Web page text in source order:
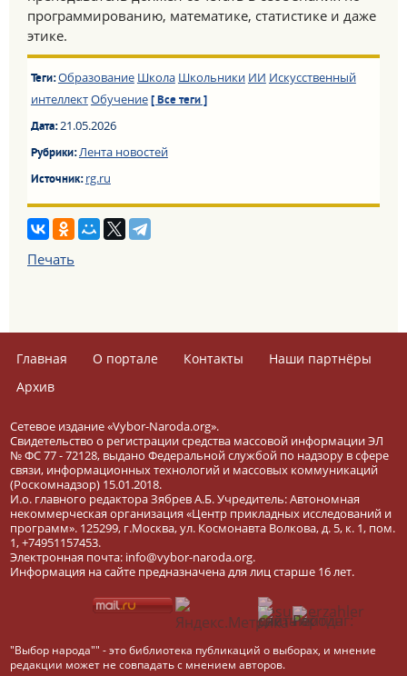
программированию, математике, статистике и даже
этике.
Теги:Образование Школа Школьники ИИ Искусственный
интеллектОбучение [ Все теги ]
Дата:21.05.2026
Рубрики:Лента новостей
Источник:rg.ru
Печать
Главная О портале Контакты
Наши партнёры
Архив
Сетевое издание «Vybor-Naroda.org».
Свидетельство о регистрации средства массовой информации ЭЛ
№ ФС 77 - 72128, выдано Федеральной службой по надзору в сфере
связи, информационных технологий и массовых коммуникаций
(Роскомнадзор) 15.01.2018.
И.о. главного редактора Зябрев А.Б. Учредитель: Автономная
некоммерческая организация «Центр прикладных исследований и
программ». 125299, г.Москва, ул. Космонавта Волкова, д. 5, к. 1, пом.
1, +74951157453.
Электронная почта: info@vybor-naroda.org.
Информация на сайте предназначена для лиц старше 16 лет.
"Выбор народа"" - это библиотека публикаций о выборах, и мнение
редакции может не совпадать с мнением авторов.